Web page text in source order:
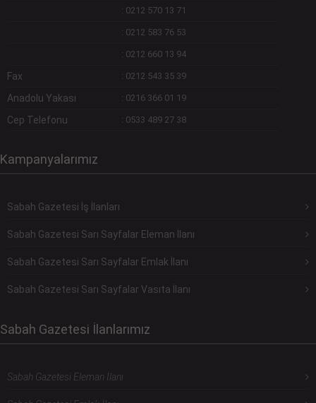
: 0212 570 13 71
: 0212 583 76 53
: 0212 660 13 94
Fax : 0212 543 35 39
Anadolu Yakası : 0216 366 01 19
Cep Telefonu : 0533 489 27 38
Kampanyalarımız
Sabah Gazetesi İş İlanları
Sabah Gazetesi Sarı Sayfalar Eleman İlanı
Sabah Gazetesi Sarı Sayfalar Emlak İlanı
Sabah Gazetesi Sarı Sayfalar Vasıta İlanı
Sabah Gazetesi İlanlarımız
Sabah Gazetesi Eleman İlanı